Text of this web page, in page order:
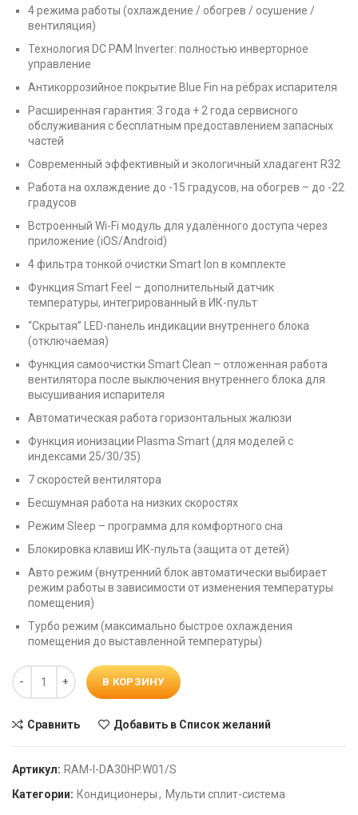
4 режима работы (охлаждение / обогрев / осушение /
вентиляция)
Технология DC PAM Inverter: полностью инверторное
управление
Антикоррозийное покрытие Blue Fin на рёбрах испарителя
Расширенная гарантия: 3 года + 2 года сервисного
обслуживания с бесплатным предоставлением запасных
частей
Современный эффективный и экологичный хладагент R32
Работа на охлаждение до -15 градусов, на обогрев – до -22
градусов
Встроенный Wi-Fi модуль для удалённого доступа через
приложение (iOS/Android)
4 фильтра тонкой очистки Smart Ion в комплекте
Функция Smart Feel – дополнительный датчик
температуры, интегрированный в ИК-пульт
“Скрытая” LED-панель индикации внутреннего блока
(отключаемая)
Функция самоочистки Smart Clean – отложенная работа
вентилятора после выключения внутреннего блока для
высушивания испарителя
Автоматическая работа горизонтальных жалюзи
Функция ионизации Plasma Smart (для моделей с
индексами 25/30/35)
7 скоростей вентилятора
Бесшумная работа на низких скоростях
Режим Sleep – программа для комфортного сна
Блокировка клавиш ИК-пульта (защита от детей)
Авто режим (внутренний блок автоматически выбирает
режим работы в зависимости от изменения температуры
помещения)
Турбо режим (максимально быстрое охлаждения
помещения до выставленной температуры)
Количество
В КОРЗИНУ
Сравнить Добавить в Список желаний
Артикул: RAM-I-DA30HP.W01/S
Категории: Кондиционеры, Мульти сплит-система